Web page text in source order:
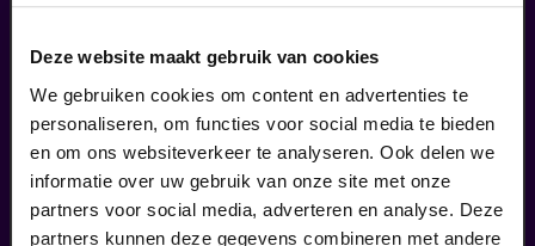
Deze website maakt gebruik van cookies
We gebruiken cookies om content en advertenties te
personaliseren, om functies voor social media te bieden
en om ons websiteverkeer te analyseren. Ook delen we
informatie over uw gebruik van onze site met onze
partners voor social media, adverteren en analyse. Deze
partners kunnen deze gegevens combineren met andere
Viva Classic Live
FilmMuziek